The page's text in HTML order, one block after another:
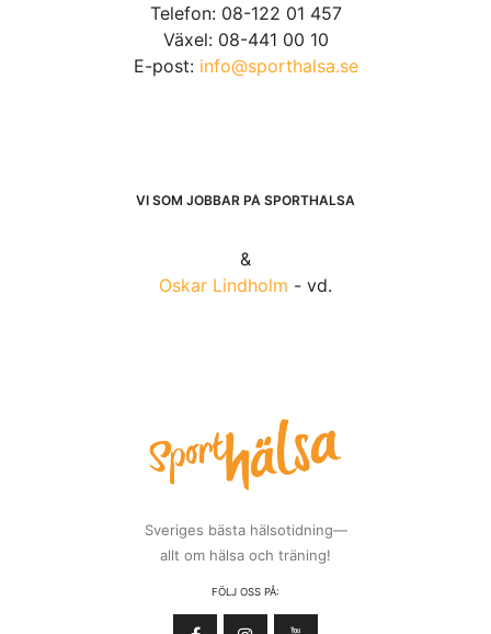
Telefon: 08-122 01 457
Växel: 08-441 00 10
E-post: info@sporthalsa.se
VI SOM JOBBAR PÅ SPORTHÄLSA
&
Oskar Lindholm - vd.
Sveriges bästa hälsotidning—
allt om hälsa och träning!
FÖLJ OSS PÅ: